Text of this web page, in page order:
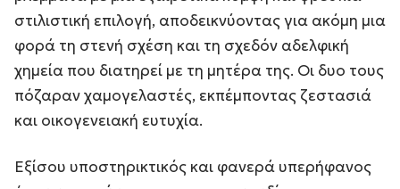
στιλιστική επιλογή, αποδεικνύοντας για ακόμη μια
φορά τη στενή σχέση και τη σχεδόν αδελφική
χημεία που διατηρεί με τη μητέρα της. Οι δυο τους
πόζαραν χαμογελαστές, εκπέμποντας ζεστασιά
και οικογενειακή ευτυχία.
Εξίσου υποστηρικτικός και φανερά υπερήφανος